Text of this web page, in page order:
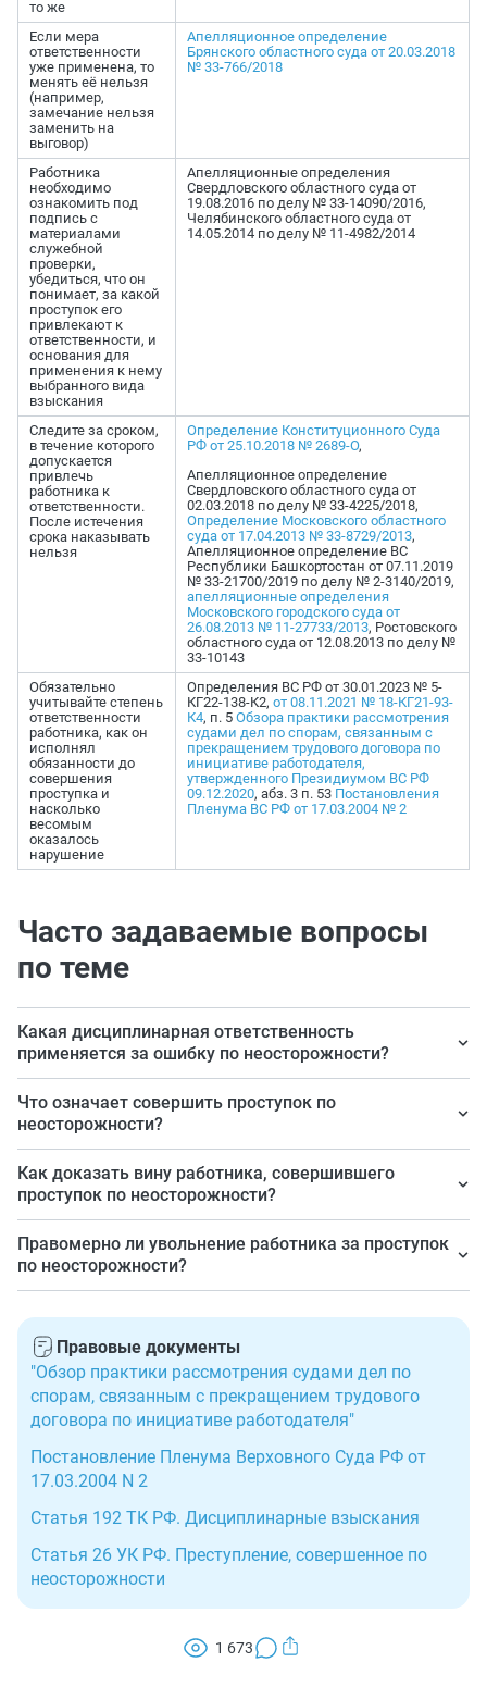
то же
Если мера
ответственности
уже применена, то
менять её нельзя
(например,
замечание нельзя
заменить на
выговор)
Апелляционное определение
Брянского областного суда от 20.03.2018
№ 33-766/2018
Работника
необходимо
ознакомить под
подпись с
материалами
служебной
проверки,
убедиться, что он
понимает, за какой
проступок его
привлекают к
ответственности, и
основания для
применения к нему
выбранного вида
взыскания
Апелляционные определения
Свердловского областного суда от
19.08.2016 по делу № 33-14090/2016,
Челябинского областного суда от
14.05.2014 по делу № 11-4982/2014
Следите за сроком,
в течение которого
допускается
привлечь
работника к
ответственности.
После истечения
срока наказывать
нельзя
Определение Конституционного Суда
РФ от 25.10.2018 № 2689-О,
Апелляционное определение
Свердловского областного суда от
02.03.2018 по делу № 33-4225/2018,
Определение Московского областного
суда от 17.04.2013 № 33-8729/2013,
Апелляционное определение ВС
Республики Башкортостан от 07.11.2019
№ 33-21700/2019 по делу № 2-3140/2019,
апелляционные определения
Московского городского суда от
26.08.2013 № 11-27733/2013, Ростовского
областного суда от 12.08.2013 по делу №
33-10143
Обязательно
учитывайте степень
ответственности
работника, как он
исполнял
обязанности до
совершения
проступка и
насколько
весомым
оказалось
нарушение
Определения ВС РФ от 30.01.2023 № 5-
КГ22-138-К2, от 08.11.2021 № 18-КГ21-93-
К4, п. 5 Обзора практики рассмотрения
судами дел по спорам, связанным с
прекращением трудового договора по
инициативе работодателя,
утвержденного Президиумом ВС РФ
09.12.2020, абз. 3 п. 53 Постановления
Пленума ВС РФ от 17.03.2004 № 2
Часто задаваемые вопросы
по теме
Какая дисциплинарная ответственность
применяется за ошибку по неосторожности?
Самая «легкая» форма дисциплинарной
ответственности — выговор. Она применяется, если в
результате содеянного доказана вина работника в
совершении проступка по неосторожности
(легкомыслию или небрежности), нет ущерба или он
незначительный.
Что означает совершить проступок по
неосторожности?
Совершить проступок по неосторожности — это
означает не исполнить по собственной вине трудовые
обязанности или отнестись к их исполнению
легкомысленно или небрежно.
Как доказать вину работника, совершившего
проступок по неосторожности?
Для сбора и анализа обстоятельств совершения
проступка по неосторожности создаётся специальная
комиссия, которая делает выводы о виновности
работника.
Правомерно ли увольнение работника за проступок
по неосторожности?
ответственности, она применяется в исключительных
случаях. За проступок по неосторожности чаще всего
объявляются замечание или выговор.
Правовые документы
"Обзор практики рассмотрения судами дел по
спорам, связанным с прекращением трудового
договора по инициативе работодателя"
Постановление Пленума Верховного Суда РФ от
17.03.2004 N 2
Статья 192 ТК РФ. Дисциплинарные взыскания
Статья 26 УК РФ. Преступление, совершенное по
неосторожности
1 673